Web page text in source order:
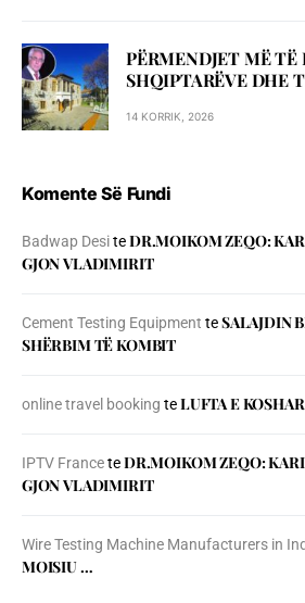
PËRMENDJET MË TË
SHQIPTARËVE DHE
14 KORRIK, 2026
Komente Së Fundi
Badwap DesiteDR.MOIKOM ZEQO:
GJON VLADIMIRIT
Cement Testing Equipment teSALAJDIN
SHЁRBIM TЁ KOMBIT
online travel booking teLUFTA E
IPTV FranceteDR.MOIKOM ZEQO:
GJON VLADIMIRIT
Wire Testing Machine Manufacturers in
MOISIU …